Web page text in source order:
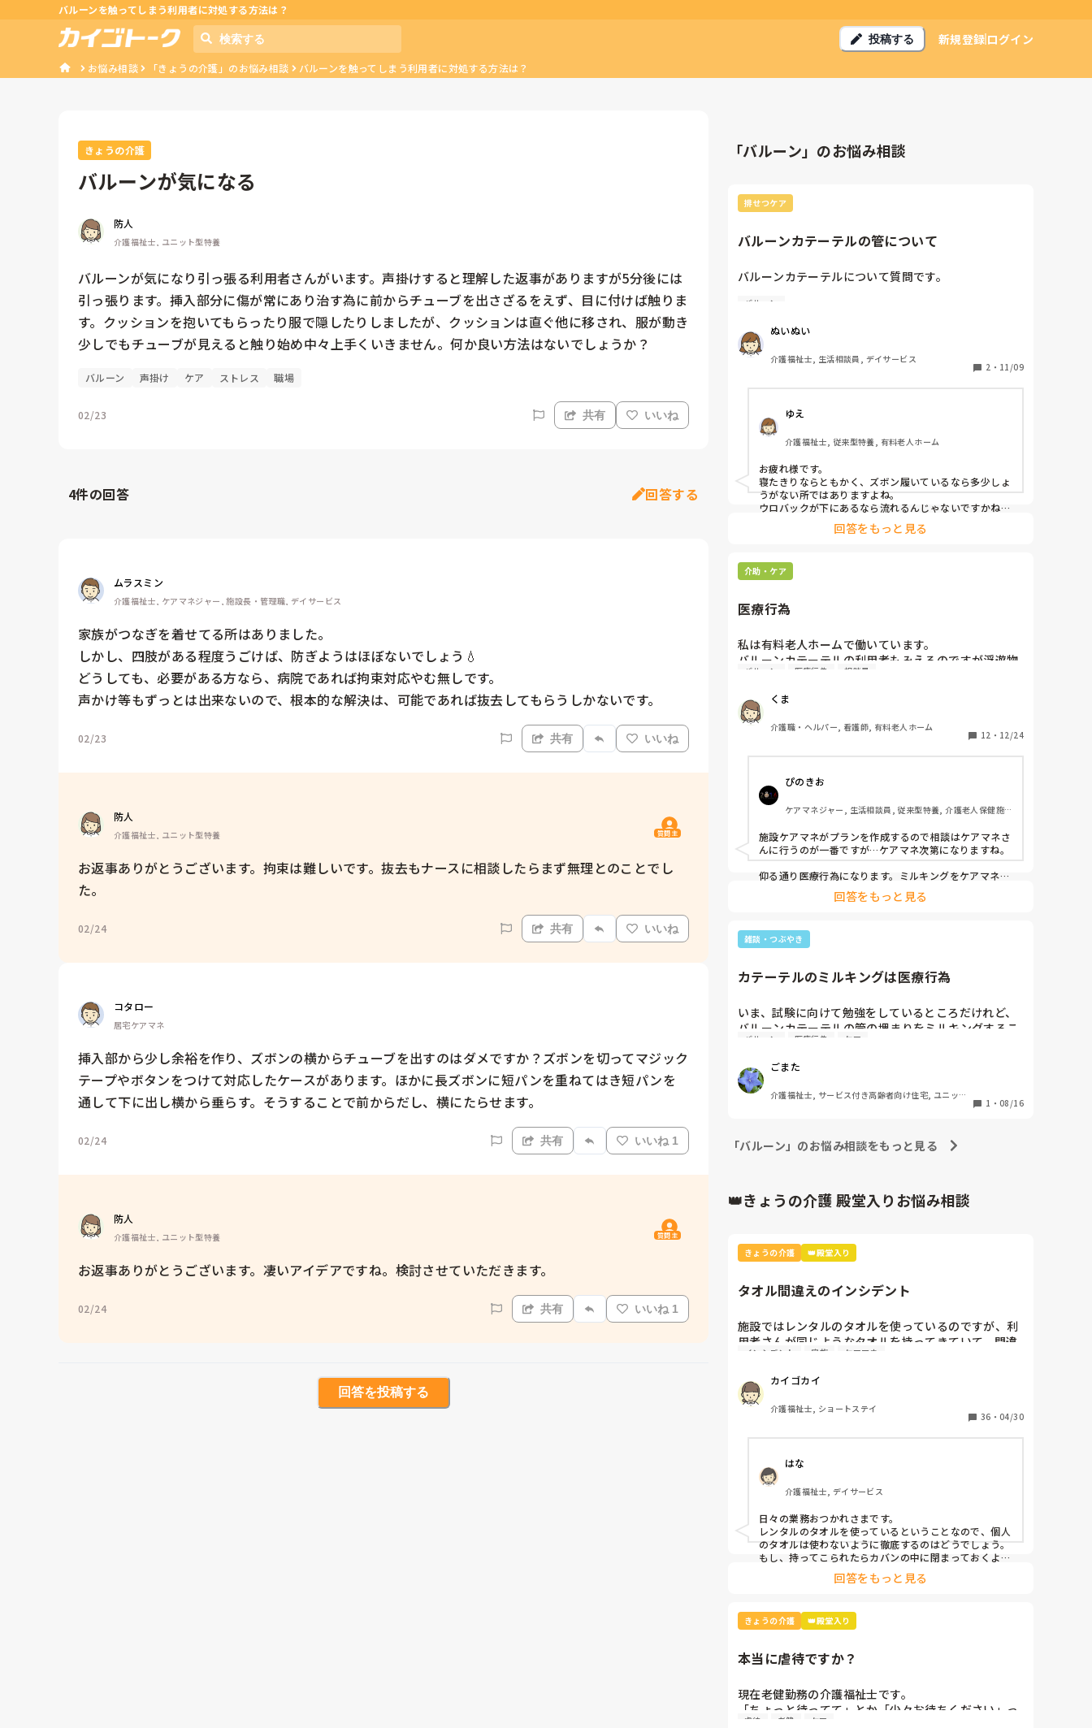
バルーンを触ってしまう利用者に対処する方法は？
投稿する 新規登録ログイン
お悩み相談 「きょうの介護」のお悩み相談 バルーンを触ってしまう利用者に対処する方法は？
きょうの介護
バルーンが気になる
防人
介護福祉士, ユニット型特養
バルーンが気になり引っ張る利用者さんがいます。声掛けすると理解した返事がありますが5分後には
引っ張ります。挿入部分に傷が常にあり治す為に前からチューブを出さざるをえず、目に付けば触りま
す。クッションを抱いてもらったり服で隠したりしましたが、クッションは直ぐ他に移され、服が動き
少しでもチューブが見えると触り始め中々上手くいきません。何か良い方法はないでしょうか？
バルーン 声掛け ケア ストレス 職場
02/23 共有 いいね
4件の回答 回答する
ムラスミン
介護福祉士, ケアマネジャー, 施設長・管理職, デイサービス
家族がつなぎを着せてる所はありました。
しかし、四肢がある程度うごけば、防ぎようはほぼないでしょう💧
どうしても、必要がある方なら、病院であれば拘束対応やむ無しです。
声かけ等もずっとは出来ないので、根本的な解決は、可能であれば抜去してもらうしかないです。
02/23 共有 いいね
防人
介護福祉士, ユニット型特養 質問主
お返事ありがとうございます。拘束は難しいです。抜去もナースに相談したらまず無理とのことでし
た。
02/24 共有 いいね
コタロー
居宅ケアマネ
挿入部から少し余裕を作り、ズボンの横からチューブを出すのはダメですか？ズボンを切ってマジック
テープやボタンをつけて対応したケースがあります。ほかに長ズボンに短パンを重ねてはき短パンを
通して下に出し横から垂らす。そうすることで前からだし、横にたらせます。
02/24 共有 いいね 1
防人
介護福祉士, ユニット型特養 質問主
お返事ありがとうございます。凄いアイデアですね。検討させていただきます。
02/24 共有 いいね 1
回答を投稿する
「バルーン」のお悩み相談
排せつケア
バルーンカテーテルの管について
バルーンカテーテルについて質問です。
バルーンカテーテルの利用者がいて
ウロバックを膀胱下にというのはわかるんですが
チューブがおへそ上まで上がって降りているのは大丈
夫なのでしょうか？
腰横からチューブが出てきているので折れてはいませ
バルーン
ぬいぬい
介護福祉士, 生活相談員, デイサービス
2 ・ 11/09
ゆえ
介護福祉士, 従来型特養, 有料老人ホーム
お疲れ様です。
寝たきりならともかく、ズボン履いているなら多少しょ
うがない所ではありますよね。
ウロバックが下にあるなら流れるんじゃないですかね？
全く貯まらないなら改善必要ですが
回答をもっと見る
介助・ケア
医療行為
私は有料老人ホームで働いています。
バルーンカテーテルの利用者もみえるのですが浮遊物
で詰まりやすいからミルキングをするように言われま
これって医療行為ですよね？何かと医療行為をさせよ
うとする相談員とリーダー。どこに相談すればいいで
しょうか？
バルーン 医療行為 相談員
くま
介護職・ヘルパー, 看護師, 有料老人ホーム
12 ・ 12/24
ぴのきお
ケアマネジャー, 生活相談員, 従来型特養, 介護老人保健施
施設ケアマネがプランを作成するので相談はケアマネさ
んに行うのが一番ですが…ケアマネ次第になりますね。
仰る通り医療行為になります。ミルキングをケアマネが
どう解釈をしているか。自分に都合の良いように解釈し
てたらちょっとおっかないです。万が一逆流させて感染
の説明、どのようにするのかなあと同じケアマネでも思
うことがあります。
している介護保険課や高齢者福祉課に通報しても良いの
告義務があります。ほとんどされることがないです
が。）
回答をもっと見る
雑談・つぶやき
カテーテルのミルキングは医療行為
いま、試験に向けて勉強をしているところだけれど、
バルーンカテーテルの管の埋まりをミルキングするこ
とは医療行為だって出てきたヮ。
介護職がやっていたけど、やっぱりいけなかったん
だ…でも、依然として気付いたときに今もやってるん
だろうな……
バルーン 医療行為 ケア
ごまた
介護福祉士, サービス付き高齢者向け住宅, ユニット
1 ・ 08/16
「バルーン」のお悩み相談をもっと見る
👑きょうの介護 殿堂入りお悩み相談
きょうの介護 👑殿堂入り
タオル間違えのインシデント
施設ではレンタルのタオルを使っているのですが、利
用者さんが同じようなタオルを持ってきていて、間違
えてレンタル業者に出してしまいました。
本人と家族とケアマネとレンタル業者に謝罪して、イ
ンシデントを書きましたが、対策って何？
インシデント 家族 ケアマネ
カイゴカイ
介護福祉士, ショートステイ
36 ・ 04/30
はな
介護福祉士, デイサービス
日々の業務おつかれさまです。
レンタルのタオルを使っているということなので、個人
のタオルは使わないように徹底するのはどうでしょう。
もし、持ってこられたらカバンの中に閉まっておくよう
回答をもっと見る
きょうの介護 👑殿堂入り
本当に虐待ですか？
現在老健勤務の介護福祉士です。
「ちょっと待ってて」とか「少々お待ちください」っ
て言葉、よく使いませんか？私の施設ではこの言葉は
虐待 老健 ケア